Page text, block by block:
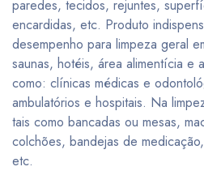
paredes, tecidos, rejuntes,
encardidas, etc. Produto
desempenho para limpeza geral
saunas, hotéis, área alimentícia e
como: clínicas médicas e
ambulatórios e hospitais. Na
tais como bancadas ou mesas,
colchões, bandejas de
etc.